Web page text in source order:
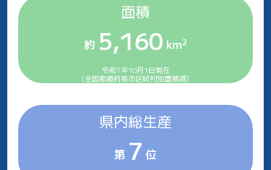
面積
約 5,160 km2
令和7年10月1日現在
（全国都道府県市区町村別面積調）
県内総生産
第 7 位